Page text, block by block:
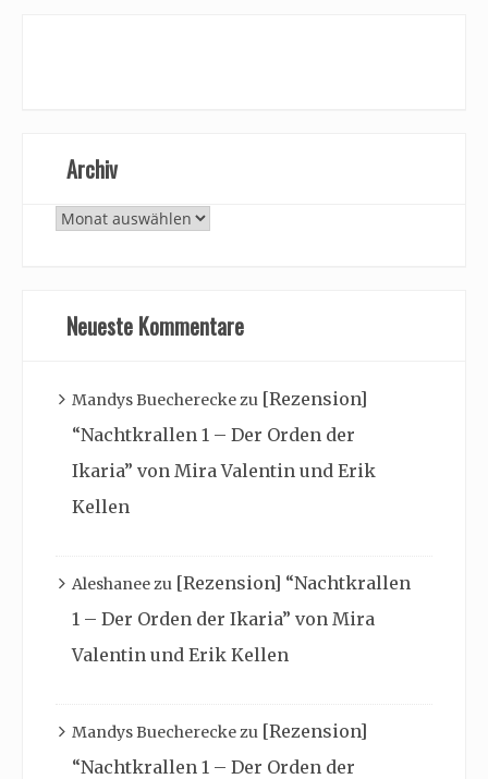
Archiv
Archiv
Neueste Kommentare
Mandys Buechereckezu [Rezension]
“Nachtkrallen 1 – Der Orden der
Ikaria” von Mira Valentin und Erik
Kellen
Aleshaneezu [Rezension] “Nachtkrallen
1 – Der Orden der Ikaria” von Mira
Valentin und Erik Kellen
Mandys Buechereckezu [Rezension]
“Nachtkrallen 1 – Der Orden der